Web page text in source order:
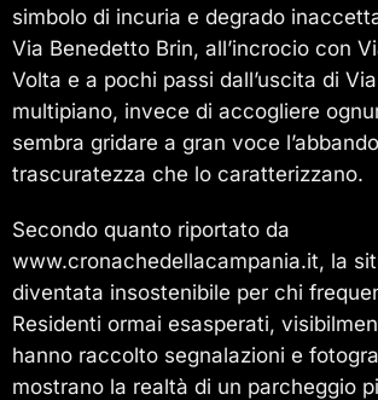
simbolo di incuria e degrado
Via Benedetto Brin, all’incrocio con
Volta e a pochi passi dall’uscita di
multipiano, invece di accogliere
sembra gridare a gran voce
trascuratezza che lo caratterizzano.
Secondo quanto riportato da
www.cronachedellacampania.it, la
diventata insostenibile per chi
Residenti ormai esasperati,
hanno raccolto segnalazioni e
mostrano la realtà di un parcheggio